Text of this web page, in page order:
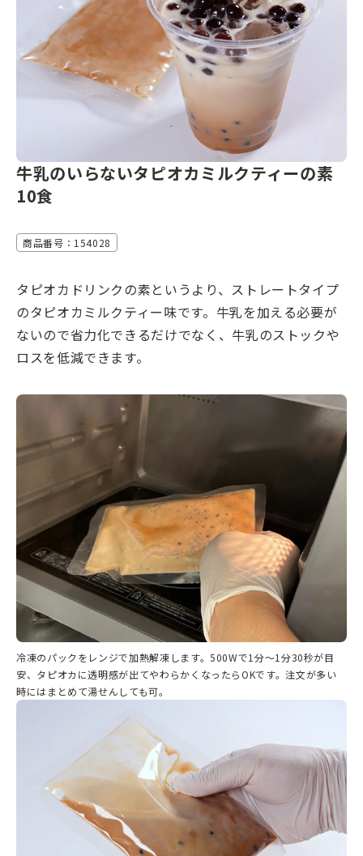
牛乳のいらないタピオカミルクティーの素
10食
商品番号：154028
タピオカドリンクの素というより、ストレートタイプ
のタピオカミルクティー味です。牛乳を加える必要が
ないので省力化できるだけでなく、牛乳のストックや
ロスを低減できます。
冷凍のパックをレンジで加熱解凍します。500Wで1分～1分30秒が目
安、タピオカに透明感が出てやわらかくなったらOKです。注文が多い
時にはまとめて湯せんしても可。